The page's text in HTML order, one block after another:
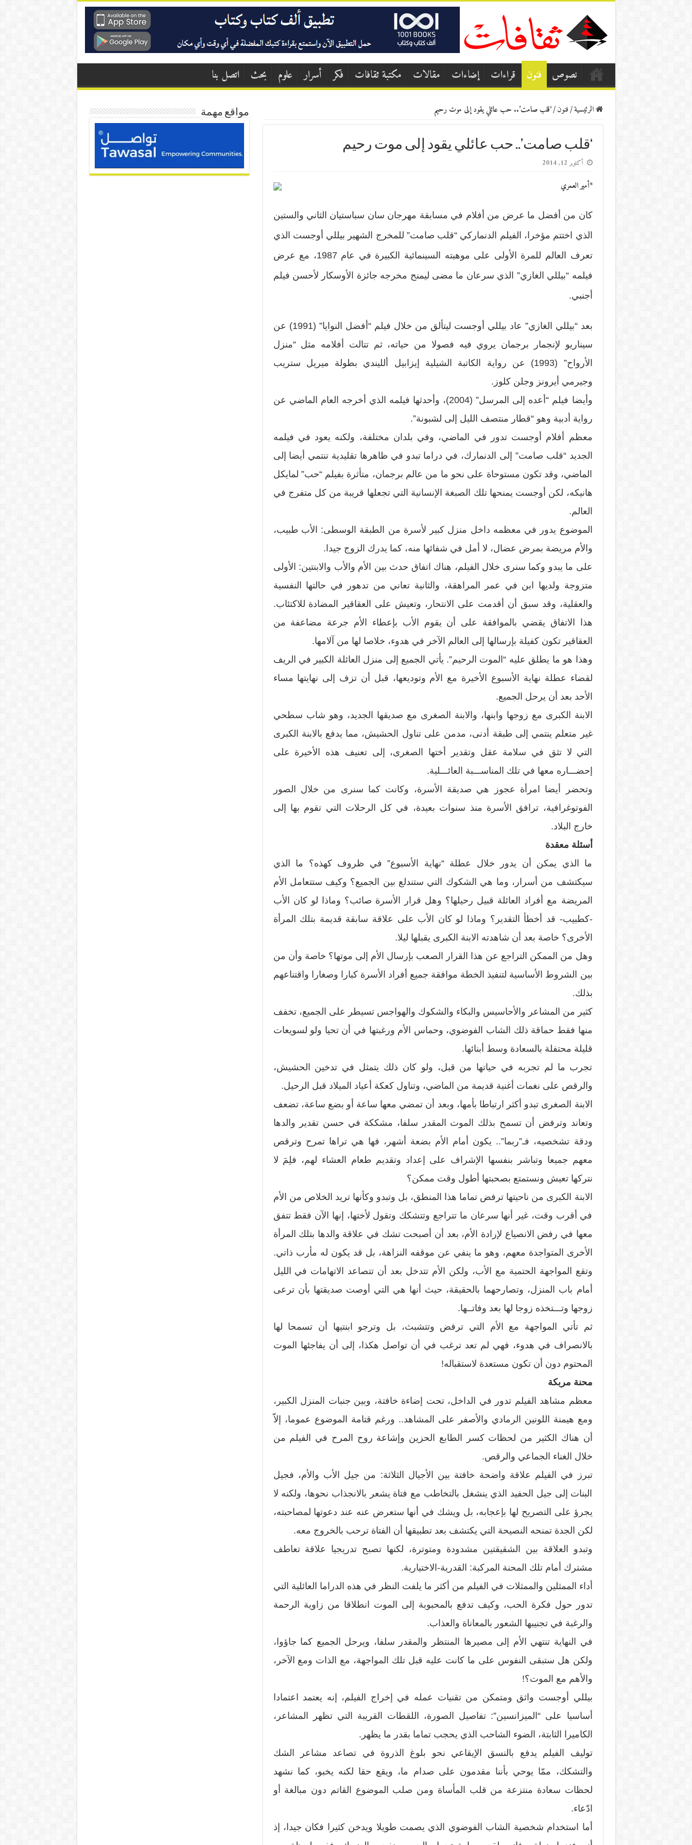
نصوص فنون قراءات إضاءات مقالات مكتبة ثقافات فكر أسرار علوم بحث اتصل بنا
الرئيسية/فنون/‘قلب صامت’.. حب عائلي يقود إلى موت رحيم
‘قلب صامت’.. حب عائلي يقود إلى موت رحيم
أكتوبر 12, 2014
*أمير العمري
كان من أفضل ما عرض من أفلام في مسابقة مهرجان سان سباستيان الثاني والستين
الذي اختتم مؤخرا، الفيلم الدنماركي “قلب صامت” للمخرج الشهير بيللي أوجست الذي
تعرف العالم للمرة الأولى على موهبته السينمائية الكبيرة في عام 1987، مع عرض
فيلمه “بيللي الغازي” الذي سرعان ما مضى ليمنح مخرجه جائزة الأوسكار لأحسن فيلم
أجنبي.
بعد “بيللي الغازي” عاد بيللي أوجست ليتألق من خلال فيلم “أفضل النوايا” (1991) عن
سيناريو لإنجمار برجمان يروي فيه فصولا من حياته، ثم تتالت أفلامه مثل “منزل
الأرواح” (1993) عن رواية الكاتبة الشيلية إيزابيل ألليندي بطولة ميريل ستريب
وجيرمي أيرونز وجلن كلوز.
وأيضا فيلم “أعده إلى المرسل” (2004)، وأحدثها فيلمه الذي أخرجه العام الماضي عن
رواية أدبية وهو “قطار منتصف الليل إلى لشبونة”.
معظم أفلام أوجست تدور في الماضي، وفي بلدان مختلفة، ولكنه يعود في فيلمه
الجديد “قلب صامت” إلى الدنمارك، في دراما تبدو في ظاهرها تقليدية تنتمي أيضا إلى
الماضي، وقد تكون مستوحاة على نحو ما من عالم برجمان، متأثرة بفيلم “حب” لمايكل
هانيكه، لكن أوجست يمنحها تلك الصبغة الإنسانية التي تجعلها قريبة من كل متفرج في
العالم.
الموضوع يدور في معظمه داخل منزل كبير لأسرة من الطبقة الوسطى: الأب طبيب،
والأم مريضة بمرض عضال، لا أمل في شفائها منه، كما يدرك الزوج جيدا.
على ما يبدو وكما سنرى خلال الفيلم، هناك اتفاق حدث بين الأم والأب والابنتين: الأولى
متزوجة ولديها ابن في عمر المراهقة، والثانية تعاني من تدهور في حالتها النفسية
والعقلية، وقد سبق أن أقدمت على الانتحار، وتعيش على العقاقير المضادة للاكتئاب.
هذا الاتفاق يقضي بالموافقة على أن يقوم الأب بإعطاء الأم جرعة مضاعفة من
العقاقير تكون كفيلة بإرسالها إلى العالم الآخر في هدوء، خلاصا لها من آلامها.
وهذا هو ما يطلق عليه “الموت الرحيم”. يأتي الجميع إلى منزل العائلة الكبير في الريف
لقضاء عطلة نهاية الأسبوع الأخيرة مع الأم وتوديعها، قبل أن تزف إلى نهايتها مساء
الأحد بعد أن يرحل الجميع.
الابنة الكبرى مع زوجها وابنها، والابنة الصغرى مع صديقها الجديد، وهو شاب سطحي
غير متعلم ينتمي إلى طبقة أدنى، مدمن على تناول الحشيش، مما يدفع بالابنة الكبرى
التي لا تثق في سلامة عقل وتقدير أختها الصغرى، إلى تعنيف هذه الأخيرة على
إحضـــاره معها في تلك المناســـبة العائـــلية.
وتحضر أيضا امرأة عجوز هي صديقة الأسرة، وكانت كما سنرى من خلال الصور
الفوتوغرافية، ترافق الأسرة منذ سنوات بعيدة، في كل الرحلات التي تقوم بها إلى
خارج البلاد.
أسئلة معقدة
ما الذي يمكن أن يدور خلال عطلة “نهاية الأسبوع” في ظروف كهذه؟ ما الذي
سيكتشف من أسرار، وما هي الشكوك التي ستندلع بين الجميع؟ وكيف ستتعامل الأم
المريضة مع أفراد العائلة قبيل رحيلها؟ وهل قرار الأسرة صائب؟ وماذا لو كان الأب
-كطبيب- قد أخطأ التقدير؟ وماذا لو كان الأب على علاقة سابقة قديمة بتلك المرأة
الأخرى؟ خاصة بعد أن شاهدته الابنة الكبرى يقبلها ليلا.
وهل من الممكن التراجع عن هذا القرار الصعب بإرسال الأم إلى موتها؟ خاصة وأن من
بين الشروط الأساسية لتنفيذ الخطة موافقة جميع أفراد الأسرة كبارا وصغارا واقتناعهم
بذلك.
كثير من المشاعر والأحاسيس والبكاء والشكوك والهواجس تسيطر على الجميع، تخفف
منها فقط حماقة ذلك الشاب الفوضوي، وحماس الأم ورغبتها في أن تحيا ولو لسويعات
قليلة محتفلة بالسعادة وسط أبنائها.
تجرب ما لم تجربه في حياتها من قبل، ولو كان ذلك يتمثل في تدخين الحشيش،
والرقص على نغمات أغنية قديمة من الماضي، وتناول كعكة أعياد الميلاد قبل الرحيل.
الابنة الصغرى تبدو أكثر ارتباطا بأمها، وبعد أن تمضي معها ساعة أو بضع ساعة، تضعف
وتعاند وترفض أن تسمح بذلك الموت المقدر سلفا، مشككة في حسن تقدير والدها
ودقة تشخصيه، فـ”ربما”.. يكون أمام الأم بضعة أشهر، فها هي تراها تمرح وترقص
معهم جميعا وتباشر بنفسها الإشراف على إعداد وتقديم طعام العشاء لهم، فلِمَ لا
نتركها تعيش ونستمتع بصحبتها أطول وقت ممكن؟
الابنة الكبرى من ناحيتها ترفض تماما هذا المنطق، بل وتبدو وكأنها تريد الخلاص من الأم
في أقرب وقت، غير أنها سرعان ما تتراجع وتتشكك وتقول لأختها، إنها الآن فقط تتفق
معها في رفض الانصياع لإرادة الأم، بعد أن أصبحت تشك في علاقة والدها بتلك المرأة
الأخرى المتواجدة معهم، وهو ما ينفي عن موقفه النزاهة، بل قد يكون له مأرب ذاتي.
وتقع المواجهة الحتمية مع الأب، ولكن الأم تتدخل بعد أن تتصاعد الاتهامات في الليل
أمام باب المنزل، وتصارحهما بالحقيقة، حيث أنها هي التي أوصت صديقتها بأن ترعى
زوجها وتـــتخذه زوجا لها بعد وفاتــها.
ثم تأتي المواجهة مع الأم التي ترفض وتتشبث، بل وترجو ابنتيها أن تسمحا لها
بالانصراف في هدوء، فهي لم تعد ترغب في أن تواصل هكذا، إلى أن يفاجئها الموت
المحتوم دون أن تكون مستعدة لاستقباله!
محنة مربكة
معظم مشاهد الفيلم تدور في الداخل، تحت إضاءة خافتة، وبين جنبات المنزل الكبير،
ومع هيمنة اللونين الرمادي والأصفر على المشاهد.. ورغم قتامة الموضوع عموما، إلاّ
أن هناك الكثير من لحظات كسر الطابع الحزين وإشاعة روح المرح في الفيلم من
خلال الغناء الجماعي والرقص.
تبرز في الفيلم علاقة واضحة خافتة بين الأجيال الثلاثة: من جيل الأب والأم، فجيل
البنات إلى جيل الحفيد الذي ينشغل بالتخاطب مع فتاة يشعر بالانجذاب نحوها، ولكنه لا
يجرؤ على التصريح لها بإعجابه، بل ويشك في أنها ستعرض عنه عند دعوتها لمصاحبته،
لكن الجدة تمنحه النصيحة التي يكتشف بعد تطبيقها أن الفتاة ترحب بالخروج معه.
وتبدو العلاقة بين الشقيقتين مشدودة ومتوترة، لكنها تصبح تدريجيا علاقة تعاطف
مشترك أمام تلك المحنة المركبة: القدرية-الاختيارية.
أداء الممثلين والممثلات في الفيلم من أكثر ما يلفت النظر في هذه الدراما العائلية التي
تدور حول فكرة الحب، وكيف تدفع بالمحبوبة إلى الموت انطلاقا من زاوية الرحمة
والرغبة في تجنيبها الشعور بالمعاناة والعذاب.
في النهاية تنتهي الأم إلى مصيرها المنتظر والمقدر سلفا، ويرحل الجميع كما جاؤوا،
ولكن هل ستبقى النفوس على ما كانت عليه قبل تلك المواجهة، مع الذات ومع الآخر،
والأهم مع الموت؟!
بيللي أوجست واثق ومتمكن من تقنيات عمله في إخراج الفيلم، إنه يعتمد اعتمادا
أساسيا على “الميزانسين”: تفاصيل الصورة، اللقطات القريبة التي تظهر المشاعر،
الكاميرا الثابتة، الضوء الشاحب الذي يحجب تماما بقدر ما يظهر.
توليف الفيلم يدفع بالنسق الإيقاعي نحو بلوغ الذروة في تصاعد مشاعر الشك
والتشكك، ممّا يوحي بأننا مقدمون على صدام ما، ويقع حقا لكنه يخبو، كما نشهد
لحظات سعادة منتزعة من قلب المأساة ومن صلب الموضوع القاتم دون مبالغة أو
ادّعاء.
أما استخدام شخصية الشاب الفوضوي الذي يصمت طويلا ويدخن كثيرا فكان جيدا، إذ
مواقع مهمة